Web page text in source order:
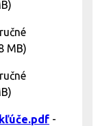
MB)
-